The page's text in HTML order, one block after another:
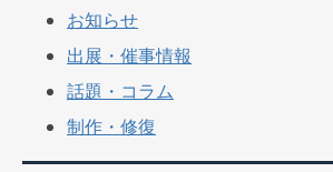
お知らせ
出展・催事情報
話題・コラム
制作・修復